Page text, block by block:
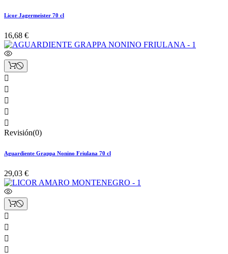
Licor Jagermeister 70 cl
16,68 €





Revisión(0)
Aguardiente Grappa Nonino Friulana 70 cl
29,03 €



